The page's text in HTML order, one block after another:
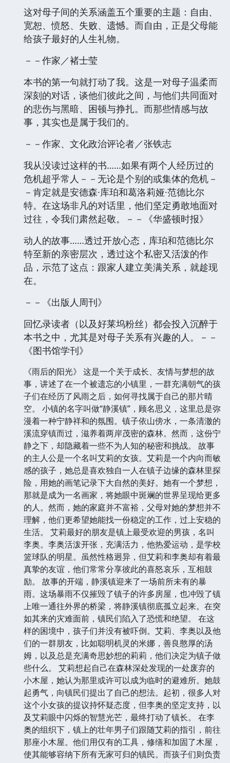
这对母子间的关系涵盖五个重要的主题：自由、
宽恕、愤怒、失败、遗憾。而自由，正是父母能
给孩子最好的人生礼物。
－－作家／褚士莹
本书的第一句就打动了我。这是一对母子温柔而
深刻的对话，谈他们彼此之间，与他们共同面对
的悲伤与黑暗、困顿与挣扎。而那些情感与故
事，其实也是属于我们的。
－－作家、文化政治评论者／张铁志
我从没读过这样的书……如果有两个人经历过的
危机超乎常人－－无论是个别的或集体的危机－
－肯定就是安德森·库珀和葛洛莉娅·范德比尔
特。在这场非凡的对话里，他们坚定勇敢地面对
过往，令我们肃然起敬。－－《华盛顿时报》
动人的故事……透过开放心态，库珀和范德比尔
特至新的亲密层次，透过这个私密又活泼的作
品，示范了这点：跟家人建立美满关系，就趁现
在。
－－《出版人周刊》
回忆录读者（以及好莱坞粉丝）都会投入沉醉于
本书之中，尤其是对母子关系有兴趣的人。－－
《图书馆学刊》
《雨后的阳光》 这是一个关于成长、友情与梦想的故
事，讲述了在一个被遗忘的小镇里，一群充满朝气的孩
子们在经历了风雨之后，如何寻找属于自己的那片晴
空。 小镇的名字叫做“静溪镇”，顾名思义，这里总是弥
漫着一种宁静祥和的氛围。镇子依山傍水，一条清澈的
溪流穿镇而过，滋养着两岸茂密的森林。然而，这份宁
静之下，却隐藏着一些不为人知的秘密和挑战。 故事
的主人公是一个名叫艾莉的女孩。艾莉是一个内向而敏
感的孩子，她总是喜欢独自一人在镇子边缘的森林里探
险，用她的画笔记录下大自然的美好。她有一个梦想，
那就是成为一名画家，将她眼中斑斓的世界呈现给更多
的人。然而，她的家庭并不富裕，父母对她的梦想并不
理解，他们更希望她能找一份稳定的工作，过上安稳的
生活。 艾莉最好的朋友是镇上最受欢迎的男孩，名叫
李奥。李奥活泼开张，充满活力，他热爱运动，是学校
篮球队的明星。虽然性格迥异，但艾莉和李奥却有着最
真挚的友谊，他们常常分享彼此的喜怒哀乐，互相鼓
励。 故事的开端，静溪镇迎来了一场前所未有的暴
雨。这场暴雨不仅摧毁了镇子的许多房屋，也冲毁了镇
上唯一通往外界的桥梁，将静溪镇彻底孤立起来。在突
如其来的灾难面前，镇民们陷入了恐慌和绝望。 在这
样的困境中，孩子们并没有被吓倒。艾莉、李奥以及他
们的一群朋友，比如聪明机灵的米娜，善良憨厚的汤
姆，以及总是充满奇思妙想的莉莉，他们决定为镇子做
些什么。 艾莉想起自己在森林深处发现的一处废弃的
小木屋，她认为那里或许可以成为临时的避难所。她鼓
起勇气，向镇民们提出了自己的想法。起初，很多人对
这个小女孩的提议持怀疑态度，但李奥的坚定支持，以
及艾莉眼中闪烁的智慧光芒，最终打动了镇长。 在李
奥的组织下，镇上的壮年男子们跟随艾莉的指引，前往
那座小木屋。他们用仅有的工具，修缮和加固了木屋，
使其能够容纳下所有无家可归的镇民。而孩子们则负责